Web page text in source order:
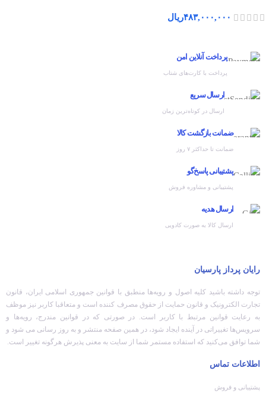
۴۸۳,۰۰۰,۰۰۰ریال
پرداخت آنلاین امن
پرداخت با کارت‌های شتاب
ارسال سریع
ارسال در کوتاه‌ترین زمان
ضمانت بازگشت کالا
ضمانت تا حداکثر ۷ روز
پشتیبانی پاسخ‌گو
پشتیبانی و مشاوره فروش
ارسال هدیه
ارسال کالا به صورت کادویی
رایان پرداز پارسیان
توجه داشته باشید کلیه اصول و رویه‏‌ها منطبق با قوانین جمهوری اسلامی ایران، قانون
تجارت الکترونیک و قانون حمایت از حقوق مصرف کننده است و متعاقبا کاربر نیز موظف
به رعایت قوانین مرتبط با کاربر است. در صورتی که در قوانین مندرج، رویه‏‌ها و
سرویس‏‌ها تغییراتی در آینده ایجاد شود، در همین صفحه منتشر و به روز رسانی می شود و
شما توافق می‏‌کنید که استفاده مستمر شما از سایت به معنی پذیرش هرگونه تغییر است.
اطلاعات تماس
پشتیبانی و فروش